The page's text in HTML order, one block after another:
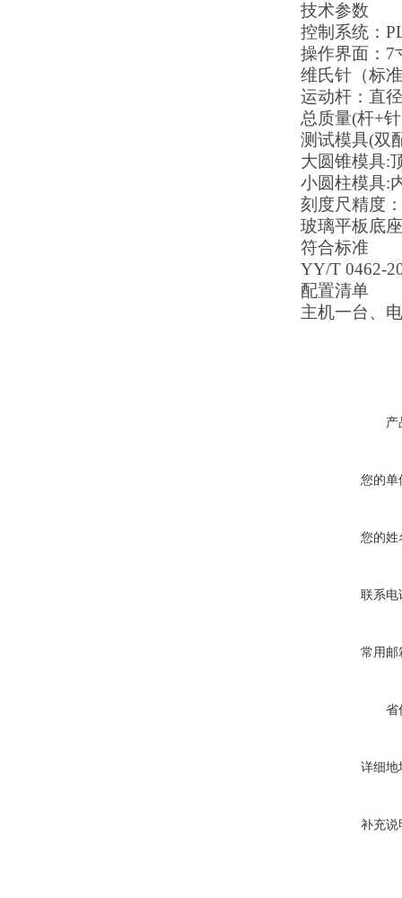
技术参数
控制系统：
操作界面： 7
维氏针（标
运动杆：直径
总质量(杆+针
测试模具(双
大圆锥模具:
小圆柱模具:
刻度尺精度：
玻璃平板底座
符合标准
YY/T 0462-
配置清单
主机一台、
产
您的单
您的姓
联系电
常用邮
省
详细地
补充说